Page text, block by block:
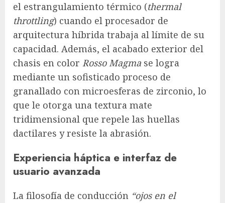
el estrangulamiento térmico (thermal
throttling) cuando el procesador de
arquitectura híbrida trabaja al límite de su
capacidad. Además, el acabado exterior del
chasis en color Rosso Magma se logra
mediante un sofisticado proceso de
granallado con microesferas de zirconio, lo
que le otorga una textura mate
tridimensional que repele las huellas
dactilares y resiste la abrasión.
Experiencia háptica e interfaz de
usuario avanzada
La filosofía de conducción “ojos en el